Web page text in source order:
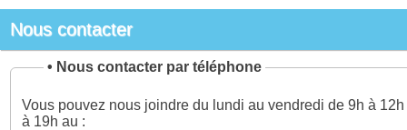
Nous contacter
• Nous contacter par téléphone
Vous pouvez nous joindre du lundi au vendredi de 9h à
à 19h au :